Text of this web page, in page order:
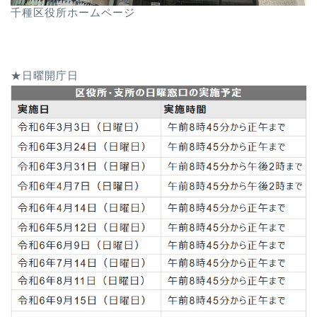
千種区役所ホームページ
★日曜開庁日